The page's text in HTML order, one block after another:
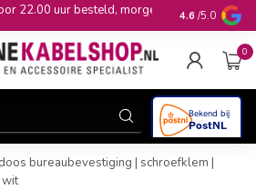
uur besteld, morgen 10+jaar
4.6 /5.0
0
bureaubevestiging | schroefklem |
wit